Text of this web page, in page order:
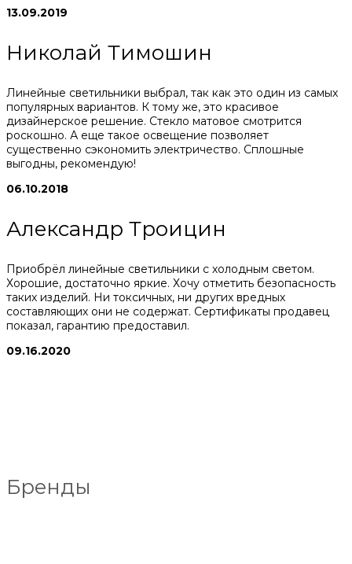
13.09.2019
Николай Тимошин
Линейные светильники выбрал, так как это один из самых
популярных вариантов. К тому же, это красивое
дизайнерское решение. Стекло матовое смотрится
роскошно. А еще такое освещение позволяет
существенно сэкономить электричество. Сплошные
выгодны, рекомендую!
06.10.2018
Александр Троицин
Приобрёл линейные светильники с холодным светом.
Хорошие, достаточно яркие. Хочу отметить безопасность
таких изделий. Ни токсичных, ни других вредных
составляющих они не содержат. Сертификаты продавец
показал, гарантию предоставил.
09.16.2020
Бренды